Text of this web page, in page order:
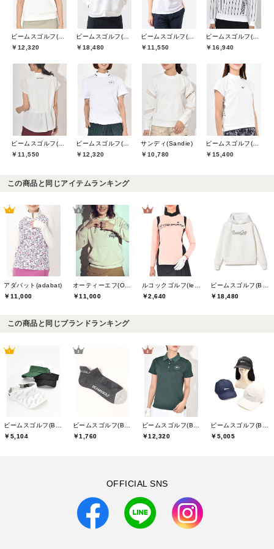
￥12,320
￥18,480
￥11,550
￥16,940
￥11,550
￥12,320
サンディ(Sandie)
￥10,780
￥15,400
この商品と同じアイテムランキング
アダバット(adabat)
￥11,000
￥11,000
￥2,640
￥18,480
この商品と同じブランドランキング
ビームスゴルフ(BEAMS GOLF)
￥5,104
ビームスゴルフ(BEAMS GOLF)
￥1,760
ビームスゴルフ(BEAMS GOLF)
￥12,320
ビームスゴルフ(BEAMS GOLF)
￥5,005
OFFICIAL SNS